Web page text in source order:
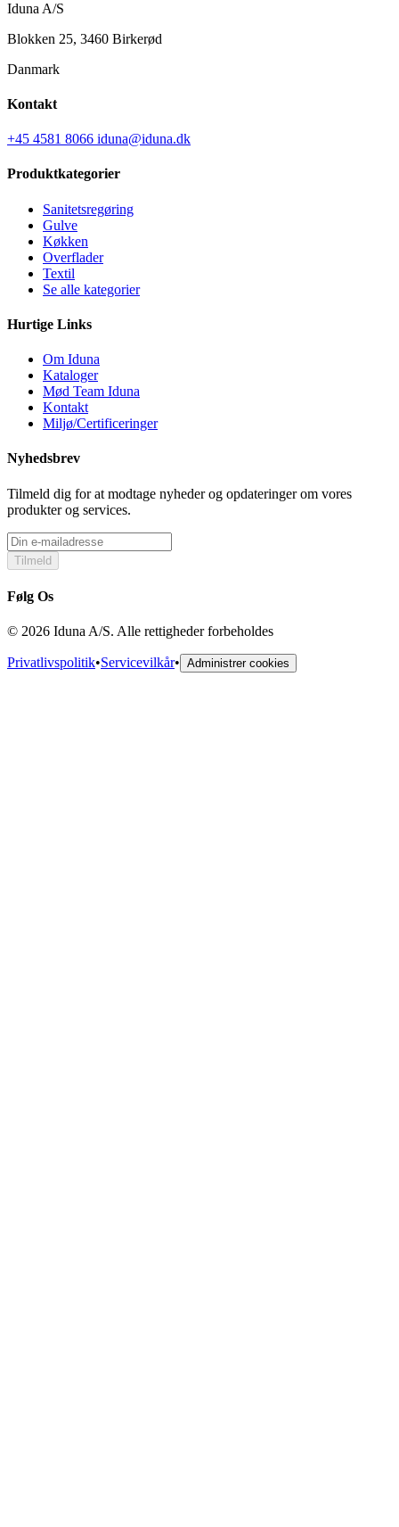
Iduna A/S
Blokken 25, 3460 Birkerød
Danmark
Kontakt
+45 4581 8066 iduna@iduna.dk
Produktkategorier
Sanitetsregøring
Gulve
Køkken
Overflader
Textil
Se alle kategorier
Hurtige Links
Om Iduna
Kataloger
Mød Team Iduna
Kontakt
Miljø/Certificeringer
Nyhedsbrev
Tilmeld dig for at modtage nyheder og opdateringer om vores
produkter og services.
Tilmeld
Følg Os
© 2026 Iduna A/S. Alle rettigheder forbeholdes
Privatlivspolitik•Servicevilkår• Administrer cookies